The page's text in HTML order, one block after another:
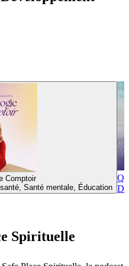
Comptoir
Santé mentale, Éducation
Spirituelle